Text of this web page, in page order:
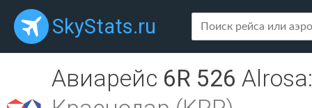
SkyStats.ru
Авиарейс 6R 526 Alrosa: